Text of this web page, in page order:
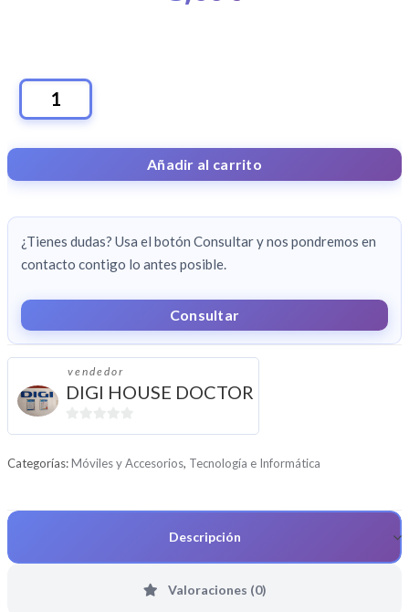
DIGI
4GB
100
CANTIDAD
Añadir al carrito
¿Tienes dudas? Usa el botón Consultar y nos pondremos en
contacto contigo lo antes posible.
Consultar
vendedor
DIGI HOUSE DOCTOR
0
e
Categorías:Móviles y Accesorios, Tecnología e Informática
Descripción
Valoraciones (0)